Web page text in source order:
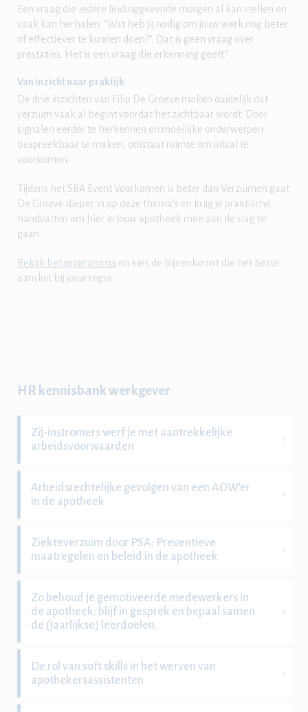
Een vraag die iedere leidinggevende morgen al kan stellen en
vaak kan herhalen: “Wat heb jij nodig om jouw werk nog beter
of effectiever te kunnen doen?”. Dat is geen vraag over
prestaties. Het is een vraag die erkenning geeft."
Van inzicht naar praktijk
De drie inzichten van Filip De Groeve maken duidelijk dat
verzuim vaak al begint voordat het zichtbaar wordt. Door
signalen eerder te herkennen en moeilijke onderwerpen
bespreekbaar te maken, ontstaat ruimte om uitval te
voorkomen.
Tijdens het SBA Event Voorkomen is beter dan Verzuimen gaat
De Groeve dieper in op deze thema's en krijg je praktische
handvatten om hier in jouw apotheek mee aan de slag te
gaan.
Bekijk het programma en kies de bijeenkomst die het beste
aansluit bij jouw regio
HR kennisbank werkgever
Zij-instromers werf je met aantrekkelijke
arbeidsvoorwaarden
Arbeidsrechtelijke gevolgen van een AOW'er
in de apotheek
Ziekteverzuim door PSA: Preventieve
maatregelen en beleid in de apotheek
Zo behoud je gemotiveerde medewerkers in
de apotheek: blijf in gesprek en bepaal samen
de (jaarlijkse) leerdoelen.
De rol van soft skills in het werven van
apothekersassistenten